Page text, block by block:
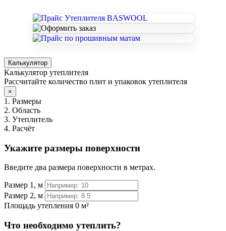
Калькулятор
Калькулятор утеплителя
Рассчитайте количество плит и упаковок утеплителя
×
1. Размеры
2. Область
3. Утеплитель
4. Расчёт
Укажите размеры поверхности
Введите два размера поверхности в метрах.
Размер 1, м
Размер 2, м
Площадь утепления 0 м²
Что необходимо утеплить?